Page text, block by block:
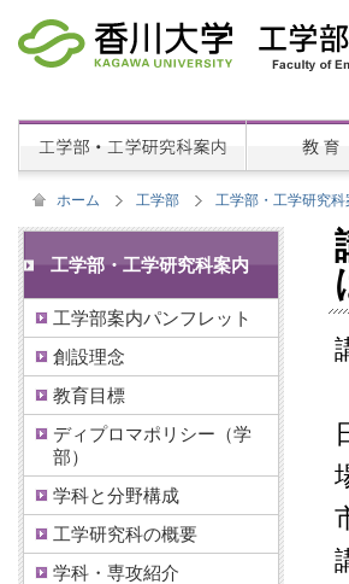
ホーム 工学部 工学部・工学研究科
工学部・工学研究科案内
工学部案内パンフレット
創設理念
教育目標
ディプロマポリシー（学
部）
学科と分野構成
工学研究科の概要
学科・専攻紹介